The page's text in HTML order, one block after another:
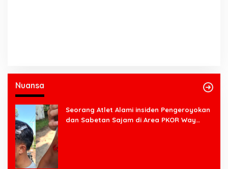
Nuansa
Seorang Atlet Alami insiden Pengeroyokan
dan Sabetan Sajam di Area PKOR Way